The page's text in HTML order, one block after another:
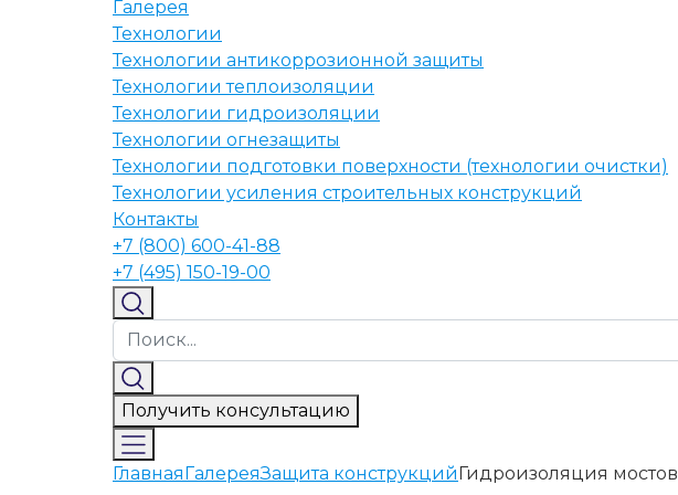
Галерея
Технологии
Технологии антикоррозионной защиты
Технологии теплоизоляции
Технологии гидроизоляции
Технологии огнезащиты
Технологии подготовки поверхности (технологии очистки)
Технологии усиления строительных конструкций
Контакты
+7 (800) 600-41-88
+7 (495) 150-19-00
Получить консультацию
ГлавнаяГалереяЗащита конструкцийГидроизоляция мостов